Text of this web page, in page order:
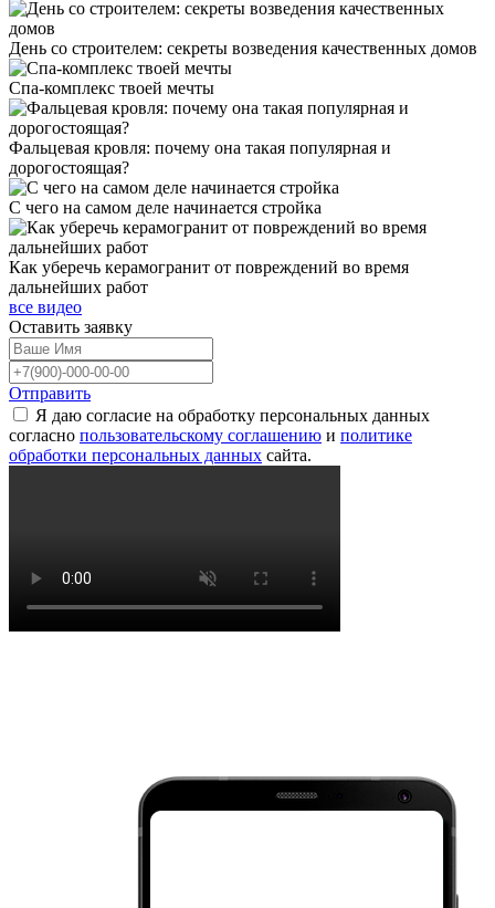
День со строителем: секреты возведения качественных домов
Спа-комплекс твоей мечты
Фальцевая кровля: почему она такая популярная и
дорогостоящая?
С чего на самом деле начинается стройка
Как уберечь керамогранит от повреждений во время
дальнейших работ
все видео
Оставить заявку
Отправить
Я даю согласие на обработку персональных данных
согласно пользовательскому соглашению и политике
обработки персональных данных сайта.